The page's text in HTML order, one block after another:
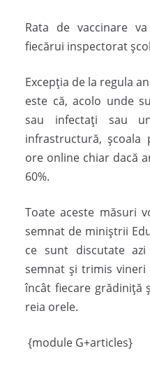
Rata de vaccinare
fiecărui inspectorat
Excepția de la regula
este că, acolo unde
sau infectați sau
infrastructură, școala
ore online chiar dacă
60%.
Toate aceste măsuri
semnat de miniștrii
ce sunt discutate
semnat și trimis vineri
încât fiecare grădiniță
reia orele.
{module G+articles}